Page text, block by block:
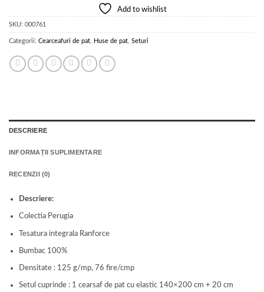
Add to wishlist
SKU: 000761
Categorii: Cearceafuri de pat Huse de pat Seturi
DESCRIERE
INFORMAȚII SUPLIMENTARE
RECENZII (0)
Descriere:
Colectia Perugia
Tesatura integrala Ranforce
Bumbac 100%
Densitate : 125 g/mp, 76 fire/cmp
Setul cuprinde : 1 cearsaf de pat cu elastic 140×200 cm + 20 cm